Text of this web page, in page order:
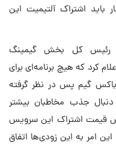
باید اشتراک آلتیمیت این
رئیس کل بخش گیمینگ
کرد که هیچ برنامه‌ای برای
گیم پس در نظر گرفته
جذب مخاطبان بیشتر
قیمت اشتراک این سرویس
امر به این زودی‌ها اتفاق